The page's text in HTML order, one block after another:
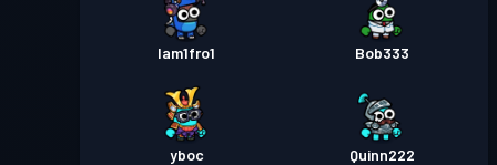
Iam1fro1 Bob333
yboc Quinn222